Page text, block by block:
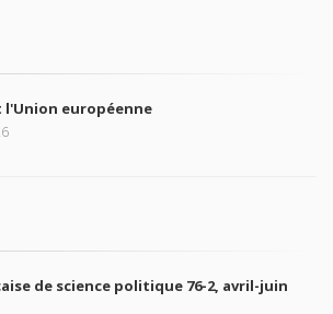
l'Union européenne
de science politique 76-2, avril-juin